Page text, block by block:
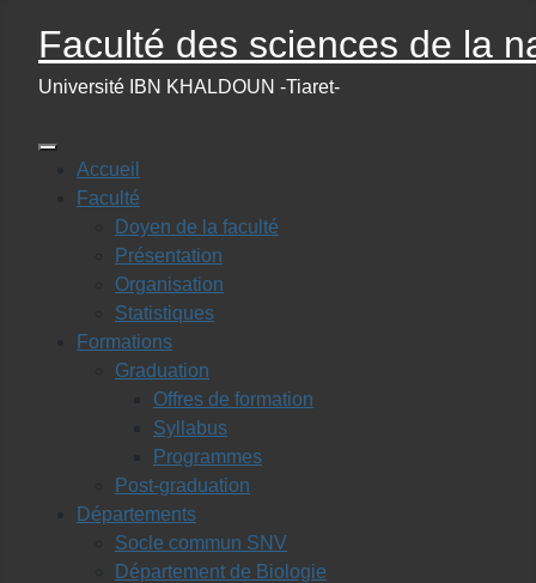
Faculté des sciences de la
Université IBN KHALDOUN -Tiaret-
Accueil
Faculté
Doyen de la faculté
Présentation
Organisation
Statistiques
Formations
Graduation
Offres de formation
Syllabus
Programmes
Post-graduation
Départements
Socle commun SNV
Département de Biologie